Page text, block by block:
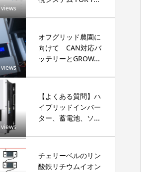
オフグリッド農園に
向けて CAN対応バ
ッテリーとGROW...
【よくある質問】ハ
イブリッドインバー
ター、蓄電池、ソ...
チェリーベルのリン
酸鉄リチウムイオン